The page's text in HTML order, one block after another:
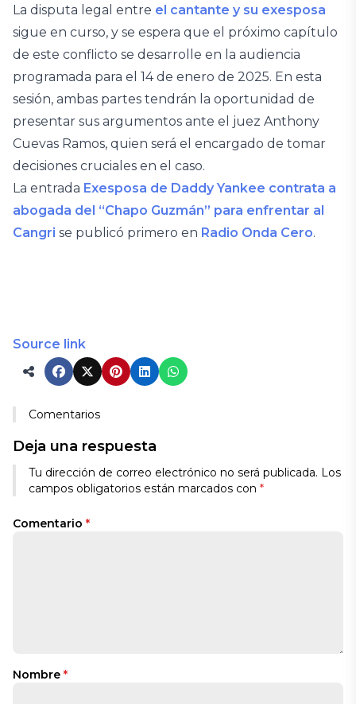
La disputa legal entre el cantante y su exesposa
sigue en curso, y se espera que el próximo capítulo
de este conflicto se desarrolle en la audiencia
programada para el 14 de enero de 2025. En esta
sesión, ambas partes tendrán la oportunidad de
presentar sus argumentos ante el juez Anthony
Cuevas Ramos, quien será el encargado de tomar
decisiones cruciales en el caso.
La entrada Exesposa de Daddy Yankee contrata a
abogada del “Chapo Guzmán” para enfrentar al
Cangri se publicó primero en Radio Onda Cero.
Source link
Comentarios
Deja una respuesta
Tu dirección de correo electrónico no será publicada. Los
campos obligatorios están marcados con *
Comentario *
Nombre *